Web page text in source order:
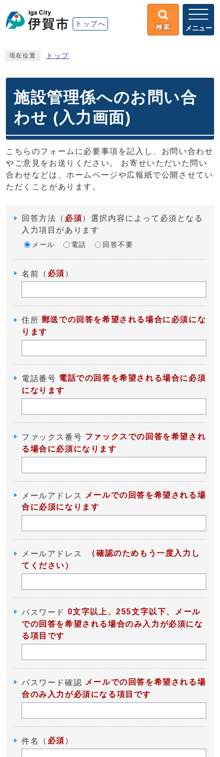
トップへ 検索 メニュー
現在位置 トップ
施設管理係へのお問い合
わせ (入力画面)
こちらのフォームに必要事項を記入し、お問い合わせ
やご意見をお送りください。 お寄せいただいた問い
合わせなどは、ホームページや広報紙で公開させてい
ただくことがあります。
回答方法 （ 必須）選択内容によって必須となる
入力項目があります
メール 電話 回答不要
名前 （ 必須 ）
住所 郵送での回答を希望される場合に必須にな
ります
電話番号 電話での回答を希望される場合に必須
になります
ファックス番号 ファックスでの回答を希望され
る場合に必須になります
メールアドレス
メールでの回答を希望される場
合に必須になります
メールアドレス
（確認のためもう一度入力し
てください）
パスワード 0文字以上、255文字以下、メール
での回答を希望される場合のみ入力が必須にな
る項目です
パスワード確認 メールでの回答を希望される場
合のみ入力が必須になる項目です
件名 （ 必須 ）